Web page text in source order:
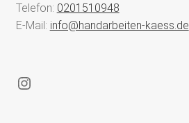
Telefon: 0201510948
E-Mail: info@handarbeiten-kaess.de
Instagram